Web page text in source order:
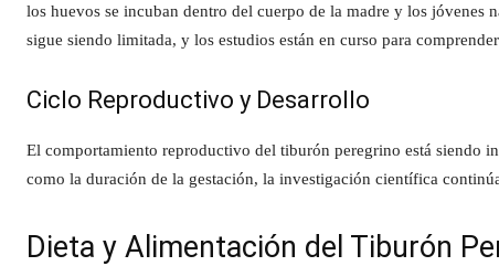
los huevos se incuban dentro del cuerpo de la madre y los
sigue siendo limitada, y los estudios están en curso para
Ciclo Reproductivo y Desarrollo
El comportamiento reproductivo del tiburón peregrino está siendo
como la duración de la gestación, la investigación científica
Dieta y Alimentación del Tiburón